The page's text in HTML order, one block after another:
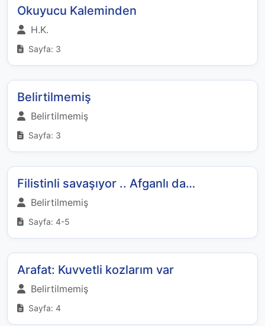
Okuyucu Kaleminden
H.K.
Sayfa: 3
Belirtilmemiş
Belirtilmemiş
Sayfa: 3
Filistinli savaşıyor .. Afganlı da…
Belirtilmemiş
Sayfa: 4-5
Arafat: Kuvvetli kozlarım var
Belirtilmemiş
Sayfa: 4